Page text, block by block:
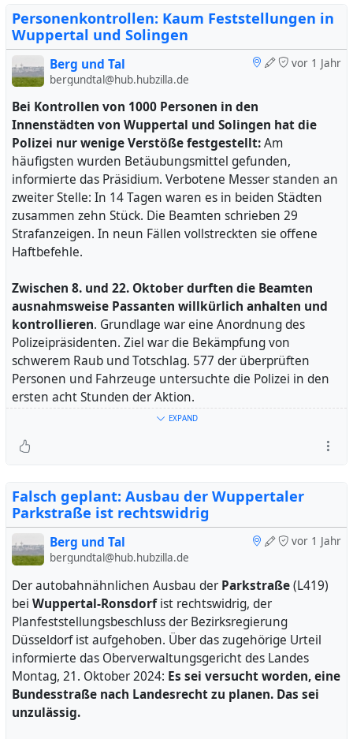
Ich berichte, nachdem eine Leserin zum Stand des Projekts
angefragt hat.
#wuppertal#denkmalschutz#verkehr
https://ris.wuppertal.de/vo0050.asp?__kvonr=32541
Wuppertals Grüne Anlagen: Friedrichsberg
http://www.wuppertals-gruene-
anlagen.de/landschaftsparks/friedrichsberg/
#wuppertal#flächenentwicklung#klima
Personenkontrollen: Kaum Feststellungen in
Wuppertal und Solingen
vor 1 Jahr
Berg und Tal
bergundtal@hub.hubzilla.de
Bei Kontrollen von 1000 Personen in den
Innenstädten von Wuppertal und Solingen hat die
Polizei nur wenige Verstöße festgestellt:Am
häufigsten wurden Betäubungsmittel gefunden,
informierte das Präsidium. Verbotene Messer standen an
zweiter Stelle: In 14 Tagen waren es in beiden Städten
zusammen zehn Stück. Die Beamten schrieben 29
Strafanzeigen. In neun Fällen vollstreckten sie offene
Haftbefehle.
Zwischen 8. und 22. Oktober durften die Beamten
ausnahmsweise Passanten willkürlich anhalten und
kontrollieren. Grundlage war eine Anordnung des
Polizeipräsidenten. Ziel war die Bekämpfung von
schwerem Raub und Totschlag. 577 der überprüften
Personen und Fahrzeuge untersuchte die Polizei in den
ersten acht Stunden der Aktion.
Messern ein Schlagring gefunden. Dazu kam ein kurzer
So ein Gegenstand ist laut anderen Quellen in
Deutschland legal. Das Präsidium geht über die
Bewertung des Bundeskriminalamts hinaus: Es handele
sich um eine Nahkampf-Stichwaffe.
Laut Polizei war die Maßnahme "positiv". Verlängert
habe sie das Präsidium aber nicht. In Wuppertal und
Solingen zusammen wurden im Jahr 2023 im
Durchschnitt 122 Straftaten pro Tag angezeigt. Die
Kriminalstatistik kann einzelne Fälle mehrfach erfassen,
wenn mehrere Straftaten betroffen sind.
#wuppertal
EXPAND
Falsch geplant: Ausbau der Wuppertaler
Parkstraße ist rechtswidrig
vor 1 Jahr
Berg und Tal
bergundtal@hub.hubzilla.de
Der autobahnähnlichen Ausbau der Parkstraße(L419)
bei Wuppertal-Ronsdorfist rechtswidrig, der
Planfeststellungsbeschluss der Bezirksregierung
Düsseldorf ist aufgehoben. Über das zugehörige Urteil
informierte das Oberverwaltungsgericht des Landes
Montag, 21. Oktober 2024: Es sei versucht worden, eine
Bundesstraße nach Landesrecht zu planen. Das sei
unzulässig.